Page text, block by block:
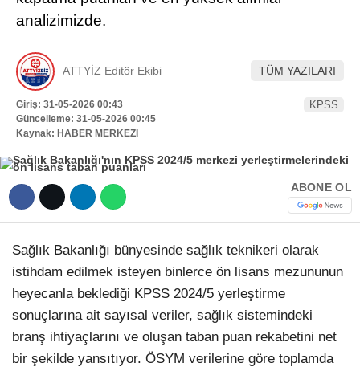
Youtube
Dribbble
Telegram
analizimizde.
ATTYİZ Editör Ekibi TÜM YAZILARI
Giriş: 31-05-2026 00:43
Güncelleme: 31-05-2026 00:45
Kaynak: HABER MERKEZI
KPSS
ABONE OL
Sağlık Bakanlığı bünyesinde sağlık teknikeri olarak
istihdam edilmek isteyen binlerce ön lisans mezununun
heyecanla beklediği KPSS 2024/5 yerleştirme
sonuçlarına ait sayısal veriler, sağlık sistemindeki
branş ihtiyaçlarını ve oluşan taban puan rekabetini net
bir şekilde yansıtıyor. ÖSYM verilerine göre toplamda